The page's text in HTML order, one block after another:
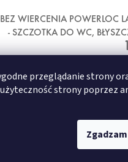
przeglądanie strony
strony poprzez
BEZ WIERCENIA POWERLOC
- SZCZOTKA DO WC,
SZCZEGÓŁY